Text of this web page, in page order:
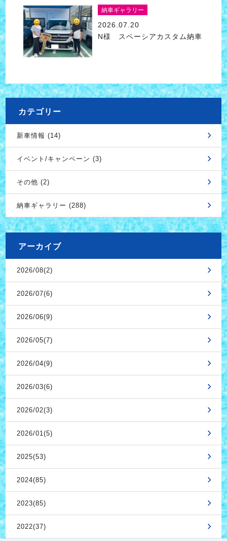
納車ギャラリー
2026.07.20
N様 スペーシアカスタム納車
カテゴリー
新車情報 (14)
イベント/キャンペーン (3)
その他 (2)
納車ギャラリー (288)
アーカイブ
2026/08(2)
2026/07(6)
2026/06(9)
2026/05(7)
2026/04(9)
2026/03(6)
2026/02(3)
2026/01(5)
2025(53)
2024(85)
2023(85)
2022(37)